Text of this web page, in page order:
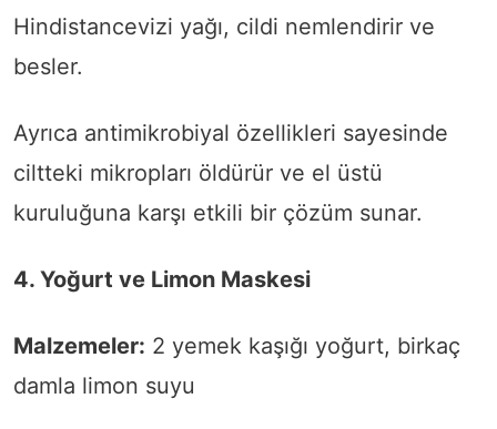
Hindistancevizi yağı, cildi nemlendirir ve
besler.
Ayrıca antimikrobiyal özellikleri sayesinde
ciltteki mikropları öldürür ve el üstü
kuruluğuna karşı etkili bir çözüm sunar.
4. Yoğurt ve Limon Maskesi
Malzemeler: 2 yemek kaşığı yoğurt, birkaç
damla limon suyu